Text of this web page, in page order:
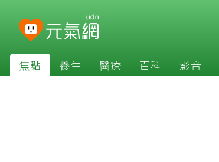
焦點 養生 醫療 百科 影音